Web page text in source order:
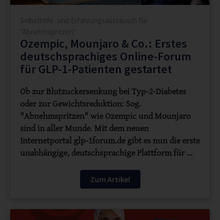
Ozempic, Mounjaro & Co.: Erstes
deutschsprachiges Online-Forum
für GLP-1-Patienten gestartet
Ob zur Blutzuckersenkung bei Typ-2-Diabetes
oder zur Gewichtsreduktion: Sog.
"Abnehmspritzen" wie Ozempic und Mounjaro
sind in aller Munde. Mit dem neuen
Internetportal glp-1forum.de gibt es nun die erste
unabhängige, deutschsprachige Plattform für …
Zum Artikel